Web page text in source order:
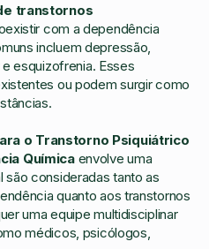
transtornos
com a dependência
incluem depressão,
esquizofrenia. Esses
ou podem surgir como
o Transtorno Psiquiátrico
Químicaenvolve uma
são consideradas tanto as
quanto aos transtornos
uma equipe multidisciplinar
médicos, psicólogos,